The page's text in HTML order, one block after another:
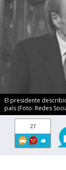
El presidente
país (Foto: Redes
27